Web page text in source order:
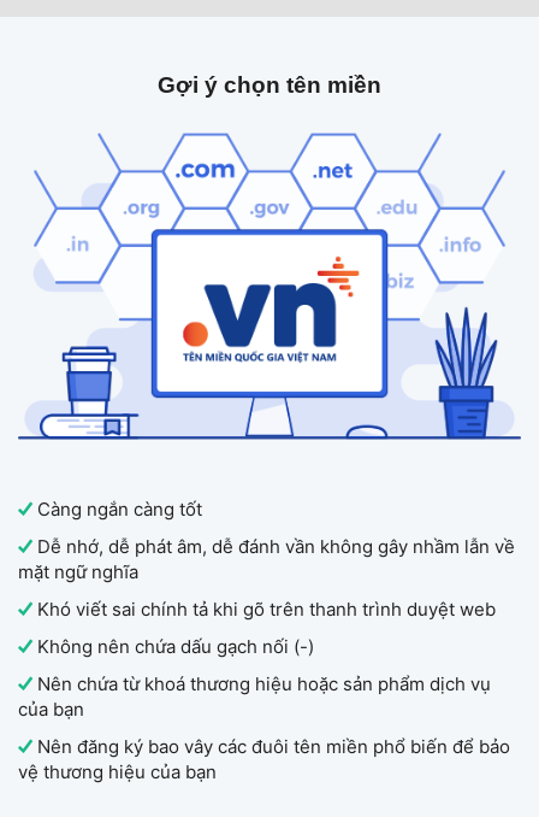
Gợi ý chọn tên miền
Càng ngắn càng tốt
Dễ nhớ, dễ phát âm, dễ đánh vần không gây nhầm lẫn về
mặt ngữ nghĩa
Khó viết sai chính tả khi gõ trên thanh trình duyệt web
Không nên chứa dấu gạch nối (-)
Nên chứa từ khoá thương hiệu hoặc sản phẩm dịch vụ
của bạn
Nên đăng ký bao vây các đuôi tên miền phổ biến để bảo
vệ thương hiệu của bạn